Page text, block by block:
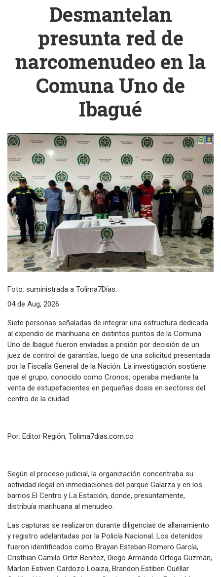
Desmantelan
presunta red de
narcomenudeo en la
Comuna Uno de
Ibagué
Foto: suministrada a Tolima7Días.
04 de Aug, 2026
Siete personas señaladas de integrar una estructura dedicada
al expendio de marihuana en distintos puntos de la Comuna
Uno de Ibagué fueron enviadas a prisión por decisión de un
juez de control de garantías, luego de una solicitud presentada
por la Fiscalía General de la Nación. La investigación sostiene
que el grupo, conocido como Cronos, operaba mediante la
venta de estupefacientes en pequeñas dosis en sectores del
centro de la ciudad.
Por: Editor Región, Tolima7dias.com.co
Según el proceso judicial, la organización concentraba su
actividad ilegal en inmediaciones del parque Galarza y en los
barrios El Centro y La Estación, donde, presuntamente,
distribuía marihuana al menudeo.
Las capturas se realizaron durante diligencias de allanamiento
y registro adelantadas por la Policía Nacional. Los detenidos
fueron identificados como Brayan Esteban Romero García,
Cristhian Camilo Ortiz Benítez, Diego Armando Ortega Guzmán,
Marlon Estiven Cardozo Loaiza, Brandon Estiben Cuéllar